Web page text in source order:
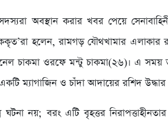
অবস্থান করার খবর পেয়ে
হলেন, রামগড় যৌথখামার এলাকার
চাকমা ওরফে মন্টু চাকমা(২৬)। এ সময়
ম্যাগাজিন ও চাঁদা আদায়ের রশিদ উদ্ধার
ঘটনা নয়; বরং এটি বৃহত্তর